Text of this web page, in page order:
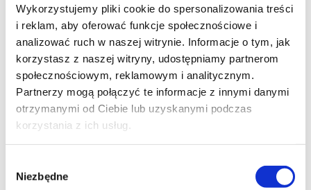
Wykorzystujemy pliki cookie do spersonalizowania treści
i reklam, aby oferować funkcje społecznościowe i
analizować ruch w naszej witrynie. Informacje o tym, jak
korzystasz z naszej witryny, udostępniamy partnerom
społecznościowym, reklamowym i analitycznym.
Partnerzy mogą połączyć te informacje z innymi danymi
otrzymanymi od Ciebie lub uzyskanymi podczas
korzystania z ich usług.
zgody
Niezbędne